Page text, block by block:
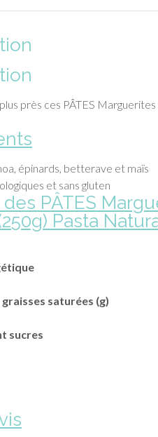
près ces PÂTES
épinards, betterave et maïs
et sans gluten
PÂTES
Pasta
saturées (g)
sucres